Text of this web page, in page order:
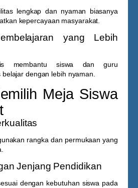
lengkap dan nyaman biasanya
kepercayaan masyarakat.
yang Lebih
membantu siswa dan guru
dengan lebih nyaman.
Meja Siswa
rangka dan permukaan yang
Jenjang Pendidikan
dengan kebutuhan siswa pada